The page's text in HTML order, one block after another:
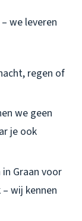
– we leveren
regen of
we geen
je ook
in Graan voor
wij kennen